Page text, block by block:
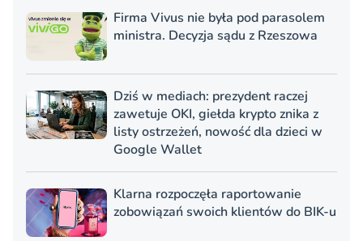
Firma Vivus nie była pod parasolem
ministra. Decyzja sądu z Rzeszowa
Dziś w mediach: prezydent raczej
zawetuje OKI, giełda krypto znika z
listy ostrzeżeń, nowość dla dzieci w
Google Wallet
Klarna rozpoczęła raportowanie
zobowiązań swoich klientów do BIK-u